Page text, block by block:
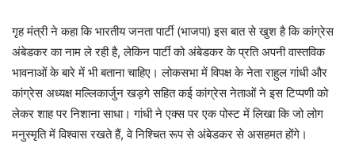
गृह मंत्री ने कहा कि भारतीय जनता पार्टी (भाजपा) इस बात से खुश है कि कांग्रेस
अंबेडकर का नाम ले रही है, लेकिन पार्टी को अंबेडकर के प्रति अपनी वास्तविक
भावनाओं के बारे में भी बताना चाहिए। लोकसभा में विपक्ष के नेता राहुल गांधी और
कांग्रेस अध्यक्ष मल्लिकार्जुन खड़गे सहित कई कांग्रेस नेताओं ने इस टिप्पणी को
लेकर शाह पर निशाना साधा। गांधी ने एक्स पर एक पोस्ट में लिखा कि जो लोग
मनुस्मृति में विश्वास रखते हैं, वे निश्चित रूप से अंबेडकर से असहमत होंगे।